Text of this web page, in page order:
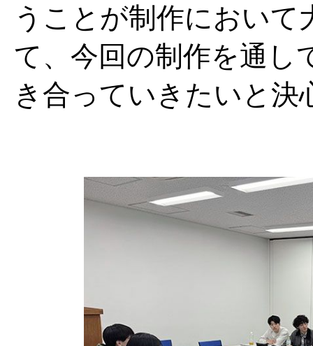
うことが制作におい
て、今回の制作を通し
き合っていきたいと